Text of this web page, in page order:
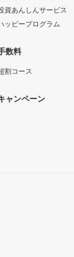
資あんしんサービス
ッピープログラム
数料
割コース
ャンペーン